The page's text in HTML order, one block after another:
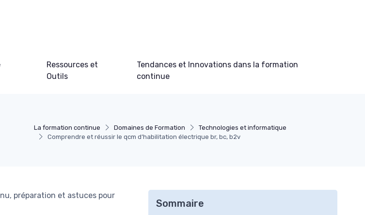
Ressources et
Outils
Tendances et Innovations dans la formation
continue
La formation continue Domaines de Formation
Technologies et informatique
Comprendre et réussir le qcm d’habilitation électrique br, bc, b2v
préparation et astuces pour
Sommaire